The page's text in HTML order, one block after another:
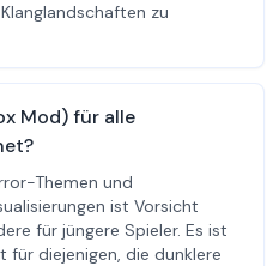
zu
Mod) für alle
Themen und
ist Vorsicht
für jüngere Spieler. Es ist
für diejenigen, die dunklere